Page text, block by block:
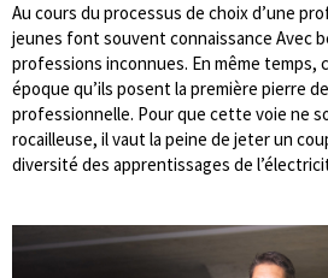
Au cours du processus de choix d’une
jeunes font souvent connaissance Avec
professions inconnues. En même temps,
époque qu’ils posent la première pierre
professionnelle. Pour que cette voie ne
rocailleuse, il vaut la peine de jeter un
diversité des apprentissages de